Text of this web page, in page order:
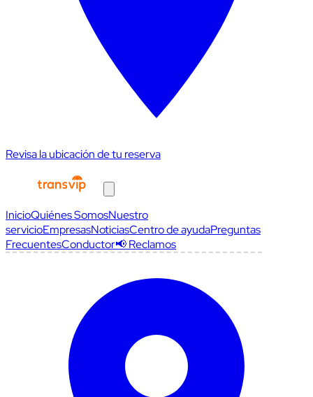
Revisa la ubicación de tu reserva
InicioQuiénes SomosNuestro
servicioEmpresasNoticiasCentro de ayudaPreguntas
FrecuentesConductor📢 Reclamos